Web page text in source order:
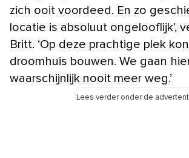
zich ooit voordeed. En zo
locatie is absoluut ongelooflijk’,
Britt. ‘Op deze prachtige plek
droomhuis bouwen. We gaan
waarschijnlijk nooit meer weg.’
Lees verder onder de